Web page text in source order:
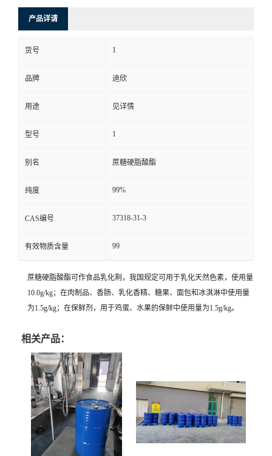
方
产品详请
货号 1
品牌 迪欣
用途 见详情
型号 1
别名 蔗糖硬脂酸酯
纯度 99%
CAS编号 37318-31-3
有效物质含量 99
蔗糖硬脂酸酯可作食品乳化荆，我国规定可用于乳化天然色素，使用量
10.0g/kg；在肉制品、香肠、乳化香精、糖果、面包和冰淇淋中使用量
为1.5g/kg；在保鲜剂，用于鸡蛋、水果的保鲜中使用量为1.5g/kg。
相关产品：